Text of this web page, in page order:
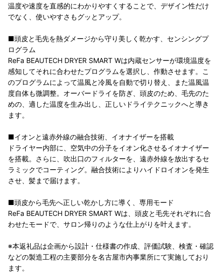
温度や速度を直感的にわかりやすくすることで、デザイン性だけ
でなく、使いやすさもグッとアップ。
■頭皮と毛先を熱ダメージから守り美しく乾かす、センシングプ
ログラム
ReFa BEAUTECH DRYER SMART Wは内蔵センサーが環境温度を
感知してそれに合わせたプログラムを選択し、作動させます。こ
のプログラムによって温風と冷風を自動で切り替え、また温風温
度自体も微調整。オーバードライを防ぎ、頭皮のため、毛先のた
めの、適した温度を生み出し、正しいドライテクニックへと導き
ます。
■イオンと遠赤外線の融合技術、イオナイザーを搭載
ドライヤー内部に、空気中の分子をイオン化させるイオナイザー
を搭載。さらに、吹出口のフィルターを、遠赤外線を放出するセ
ラミックでコーティング。融合技術によりハイドロイオンを発生
させ、髪まで届けます。
■頭皮から毛先へ正しい乾かし方に導く、専用モード
ReFa BEAUTECH DRYER SMART Wは、頭皮と毛先それぞれに合
わせたモードで、サロン帰りのような仕上がりを叶えます。
※本返礼品は企画から設計・仕様書の作成、評価試験、検査・確認
などの製造工程の主要部分を名古屋市内事業所にて実施しており
ます。